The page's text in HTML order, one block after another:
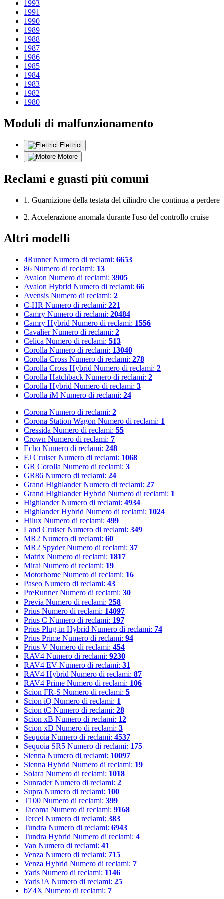
1993
1991
1990
1989
1988
1987
1986
1985
1984
1983
1982
1980
Moduli di malfunzionamento
Elettrici
Motore
Reclami e guasti più comuni
1. Guarnizione della testata del cilindro che continua a perdere
2. Accelerazione anomala durante l'uso del controllo cruise
Altri modelli
4Runner Numero di reclami: 6653
86 Numero di reclami: 13
Avalon Numero di reclami: 3905
Avalon Hybrid Numero di reclami: 66
Avensis Numero di reclami: 2
C-HR Numero di reclami: 221
Camry Numero di reclami: 20484
Camry Hybrid Numero di reclami: 1556
Cavalier Numero di reclami: 2
Celica Numero di reclami: 513
Corolla Numero di reclami: 13040
Corolla Cross Numero di reclami: 278
Corolla Cross Hybrid Numero di reclami: 2
Corolla Hatchback Numero di reclami: 2
Corolla Hybrid Numero di reclami: 3
Corolla iM Numero di reclami: 24
Corona Numero di reclami: 2
Corona Station Wagon Numero di reclami: 1
Cressida Numero di reclami: 55
Crown Numero di reclami: 7
Echo Numero di reclami: 248
FJ Cruiser Numero di reclami: 1068
GR Corolla Numero di reclami: 3
GR86 Numero di reclami: 24
Grand Highlander Numero di reclami: 27
Grand Highlander Hybrid Numero di reclami: 1
Highlander Numero di reclami: 4934
Highlander Hybrid Numero di reclami: 1024
Hilux Numero di reclami: 499
Land Cruiser Numero di reclami: 349
MR2 Numero di reclami: 60
MR2 Spyder Numero di reclami: 37
Matrix Numero di reclami: 1817
Mirai Numero di reclami: 19
Motorhome Numero di reclami: 16
Paseo Numero di reclami: 43
PreRunner Numero di reclami: 30
Previa Numero di reclami: 258
Prius Numero di reclami: 14097
Prius C Numero di reclami: 197
Prius Plug-in Hybrid Numero di reclami: 74
Prius Prime Numero di reclami: 94
Prius V Numero di reclami: 454
RAV4 Numero di reclami: 9230
RAV4 EV Numero di reclami: 31
RAV4 Hybrid Numero di reclami: 87
RAV4 Prime Numero di reclami: 106
Scion FR-S Numero di reclami: 5
Scion iQ Numero di reclami: 1
Scion tC Numero di reclami: 28
Scion xB Numero di reclami: 12
Scion xD Numero di reclami: 3
Sequoia Numero di reclami: 4537
Sequoia SR5 Numero di reclami: 175
Sienna Numero di reclami: 10097
Sienna Hybrid Numero di reclami: 19
Solara Numero di reclami: 1018
Sunrader Numero di reclami: 2
Supra Numero di reclami: 100
T100 Numero di reclami: 399
Tacoma Numero di reclami: 9168
Tercel Numero di reclami: 383
Tundra Numero di reclami: 6943
Tundra Hybrid Numero di reclami: 4
Van Numero di reclami: 41
Venza Numero di reclami: 715
Venza Hybrid Numero di reclami: 7
Yaris Numero di reclami: 1146
Yaris iA Numero di reclami: 25
bZ4X Numero di reclami: 7